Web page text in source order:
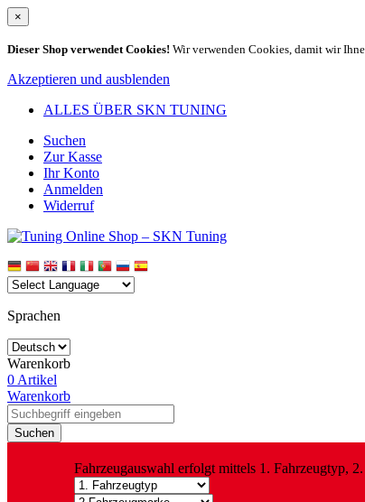
×
Dieser Shop verwendet Cookies! Wir verwenden Cookies, damit wir
Akzeptieren und ausblenden
ALLES ÜBER SKN TUNING
Suchen
Zur Kasse
Ihr Konto
Anmelden
Widerruf
Sprachen
Warenkorb
0 Artikel
Warenkorb
Suchen
Fahrzeugauswahl erfolgt mittels 1. Fahrzeugtyp,